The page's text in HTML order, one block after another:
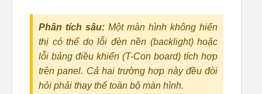
Phân tích sâu: Một màn hình không hiển
thị có thể do lỗi đèn nền (backlight) hoặc
lỗi bảng điều khiển (T-Con board) tích hợp
trên panel. Cả hai trường hợp này đều đòi
hỏi phải thay thế toàn bộ màn hình.